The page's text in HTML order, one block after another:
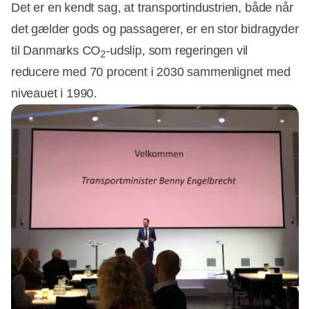
Det er en kendt sag, at transportindustrien, både når
det gælder gods og passagerer, er en stor bidragyder
til Danmarks CO2-udslip, som regeringen vil
reducere med 70 procent i 2030 sammenlignet med
niveauet i 1990.